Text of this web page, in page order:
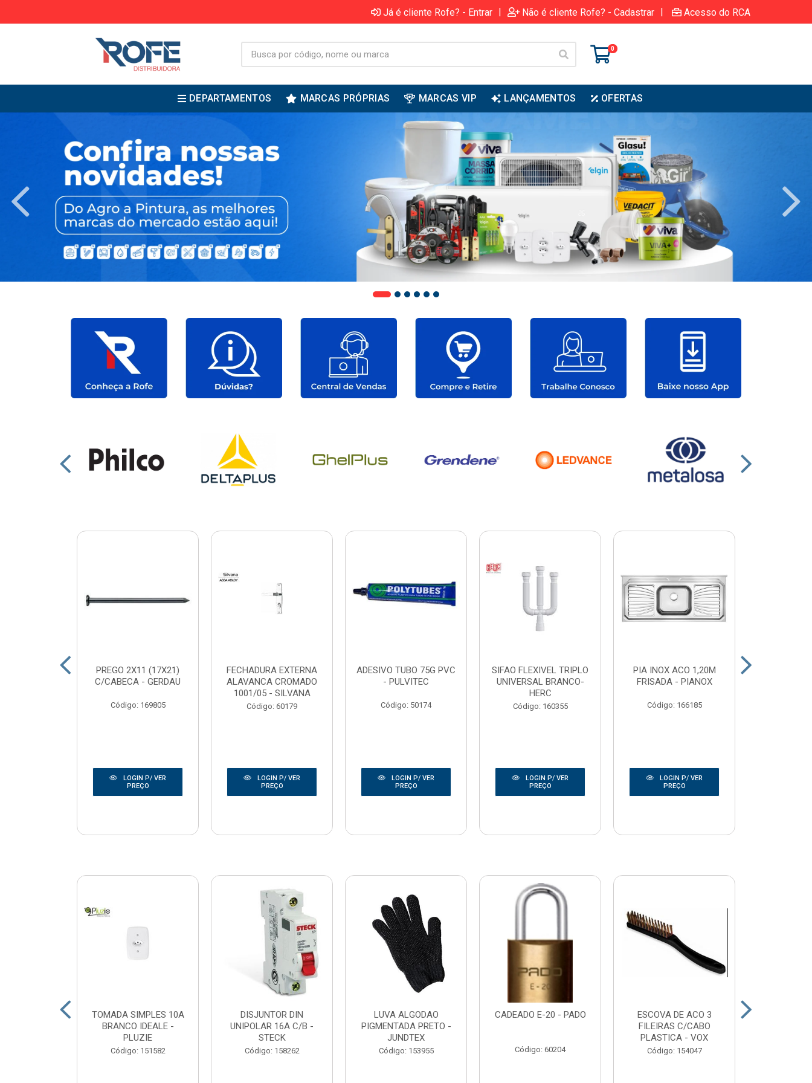
Já é cliente Rofe? - Entrar | Não é cliente Rofe? - Cadastrar | Acesso do RCA
0
DEPARTAMENTOS MARCAS PRÓPRIAS MARCAS VIP LANÇAMENTOS OFERTAS
PREGO 2X11 (17X21)
C/CABECA - GERDAU
Código: 169805
LOGIN P/ VER
PREÇO
FECHADURA EXTERNA
ALAVANCA CROMADO
1001/05 - SILVANA
Código: 60179
LOGIN P/ VER
PREÇO
ADESIVO TUBO 75G PVC
- PULVITEC
Código: 50174
LOGIN P/ VER
PREÇO
SIFAO FLEXIVEL TRIPLO
UNIVERSAL BRANCO-
HERC
Código: 160355
LOGIN P/ VER
PREÇO
PIA INOX ACO 1,20M
FRISADA - PIANOX
Código: 166185
LOGIN P/ VER
PREÇO
TOMADA SIMPLES 10A
BRANCO IDEALE -
PLUZIE
Código: 151582
DISJUNTOR DIN
UNIPOLAR 16A C/B -
STECK
Código: 158262
LUVA ALGODAO
PIGMENTADA PRETO -
JUNDTEX
Código: 153955
CADEADO E-20 - PADO
Código: 60204
ESCOVA DE ACO 3
FILEIRAS C/CABO
PLASTICA - VOX
Código: 154047